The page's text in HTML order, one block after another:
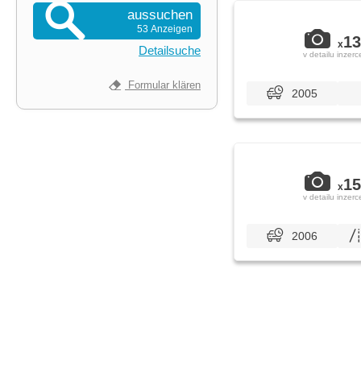
aussuchen
53 Anzeigen
Detailsuche
Formular klären
x13
v detailu
2005
x15
v detailu
2006